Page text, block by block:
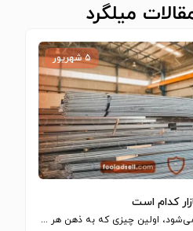
میلگرد
۵ شهریور
کدام است
وقتی صحبت از ساخت‌ و ساز می‌شود، اولین چیزی که به ذهن هر مهندس…